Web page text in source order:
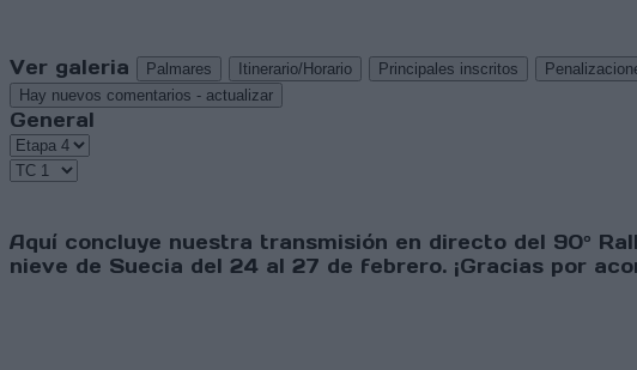
Ver galeria
Palmares Itinerario/Horario Principales inscritos
Hay nuevos comentarios - actualizar
General
Aquí concluye nuestra transmisión en directo del 90º
nieve de Suecia del 24 al 27 de febrero. ¡Gracias por